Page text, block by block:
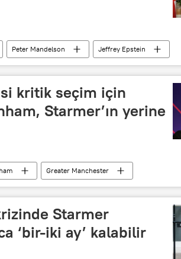
Peter Mandelson
Jeffrey Epstein
kritik seçim için
Starmer’ın yerine
Greater Manchester
Starmer
‘bir-iki ay’ kalabilir